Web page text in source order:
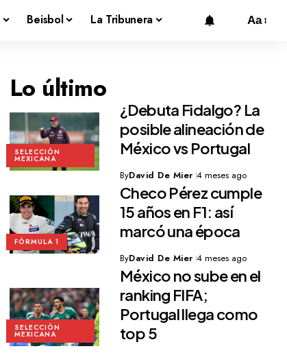
Beisbol La Tribunera Aa
Lo último
SELECCIÓN
MEXICANA
¿Debuta Fidalgo? La
posible alineación de
México vs Portugal
ByDavid De Mier 4 meses ago
FÓRMULA 1
Checo Pérez cumple
15 años en F1: así
marcó una época
ByDavid De Mier 4 meses ago
SELECCIÓN
MEXICANA
México no sube en el
ranking FIFA;
Portugal llega como
top 5